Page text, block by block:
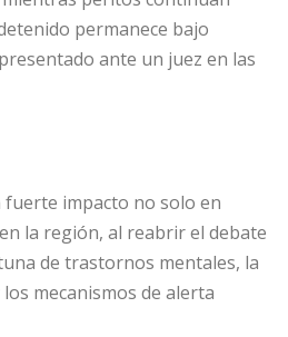
permanece bajo
ante un juez en las
fuerte impacto no solo en
la región, al reabrir el debate
de trastornos mentales, la
mecanismos de alerta